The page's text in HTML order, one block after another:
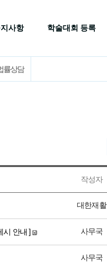
사항 학술대회 등록
률상담
작성자
대한재활
시 안내 ] 사무국
사무국